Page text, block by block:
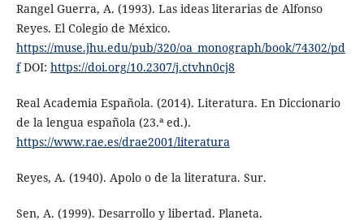
Rangel Guerra, A. (1993). Las ideas literarias de Alfonso
Reyes. El Colegio de México.
https://muse.jhu.edu/pub/320/oa_monograph/book/74302/pd
fDOI: https://doi.org/10.2307/j.ctvhn0cj8
Real Academia Española. (2014). Literatura. En Diccionario
de la lengua española (23.ª ed.).
https://www.rae.es/drae2001/literatura
Reyes, A. (1940). Apolo o de la literatura. Sur.
Sen, A. (1999). Desarrollo y libertad. Planeta.